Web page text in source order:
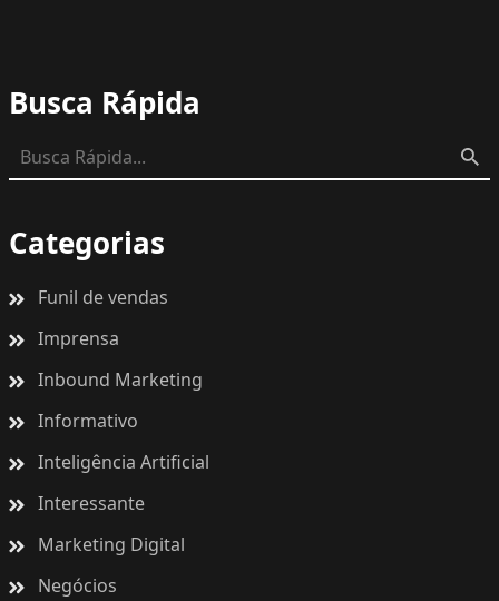
Busca Rápida
Categorias
Funil de vendas
Imprensa
Inbound Marketing
Informativo
Inteligência Artificial
Interessante
Marketing Digital
Negócios